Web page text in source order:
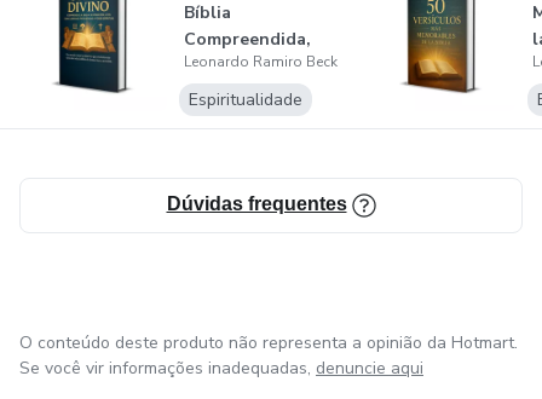
Bíblia
Compreendida,
Versículo por
Versícu...
Leonardo Ramiro Beck
Espiritualidade
Dúvidas frequentes
O conteúdo deste produto não representa a opinião da Hotmart.
Se você vir informações inadequadas, denuncie aqui